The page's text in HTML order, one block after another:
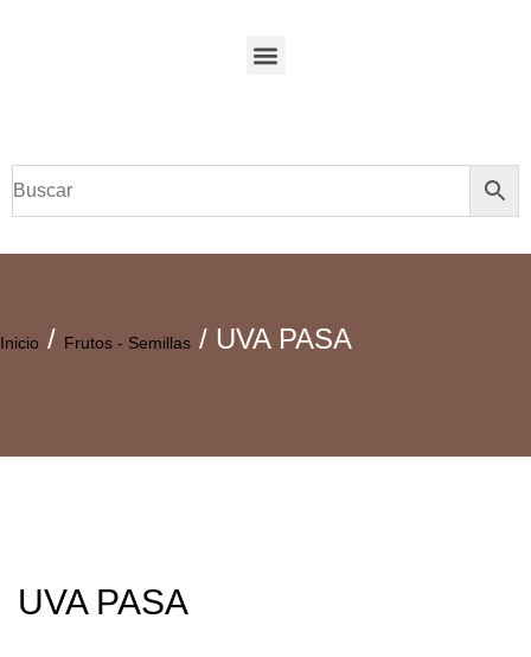
Inicio / Frutos - Semillas / UVA PASA
UVA PASA